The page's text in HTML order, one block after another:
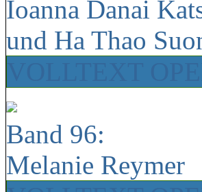
Ioanna Danai
und Ha Thao
Band 96:
Melanie Reymer